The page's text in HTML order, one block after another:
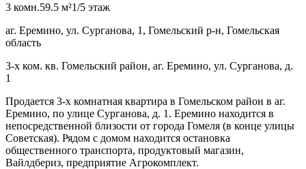
3 комн.59.5 м²1/5 этаж
аг. Еремино, ул. Сурганова, 1, Гомельский р-н, Гомельская
область
3-х ком. кв. Гомельский район, аг. Еремино, ул. Сурганова, д.
1
Продается 3-х комнатная квартира в Гомельском район в аг.
Еремино, по улице Сурганова, д. 1. Еремино находится в
непосредственной близости от города Гомеля (в конце улицы
Советская). Рядом с домом находится остановка
общественного транспорта, продуктовый магазин,
Вайлдбериз, предприятие Агрокомплект.